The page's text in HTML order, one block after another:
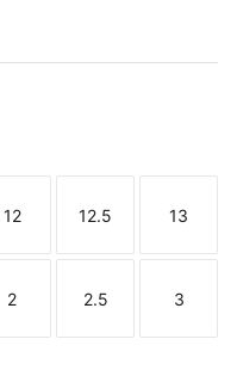
Talla
12
Talla
12.5
Talla
13
Talla
2
Talla
2.5
Talla
3